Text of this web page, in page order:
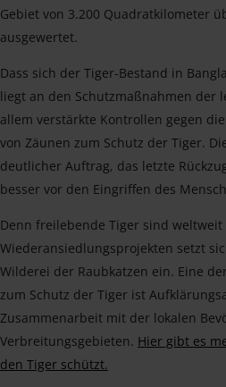
Gebiet von 3.200 Quadratkilometer
ausgewertet.
Dass sich der Tiger-Bestand in
liegt an den Schutzmaßnahmen der
allem verstärkte Kontrollen gegen
von Zäunen zum Schutz der Tiger.
deutlicher Auftrag, das letzte
besser vor den Eingriffen des
Denn freilebende Tiger sind
Wiederansiedlungsprojekten setzt
Wilderei der Raubkatzen ein. Eine
zum Schutz der Tiger ist
Zusammenarbeit mit der lokalen
Verbreitungsgebieten. Hier gibt es
den Tiger schützt.